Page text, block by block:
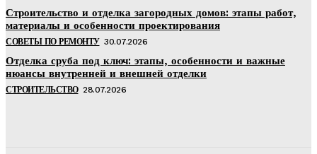
Строительство и отделка загородных домов: этапы работ,
материалы и особенности проектирования
СОВЕТЫ ПО РЕМОНТУ 30.07.2026
Отделка сруба под ключ: этапы, особенности и важные
нюансы внутренней и внешней отделки
СТРОИТЕЛЬСТВО 28.07.2026